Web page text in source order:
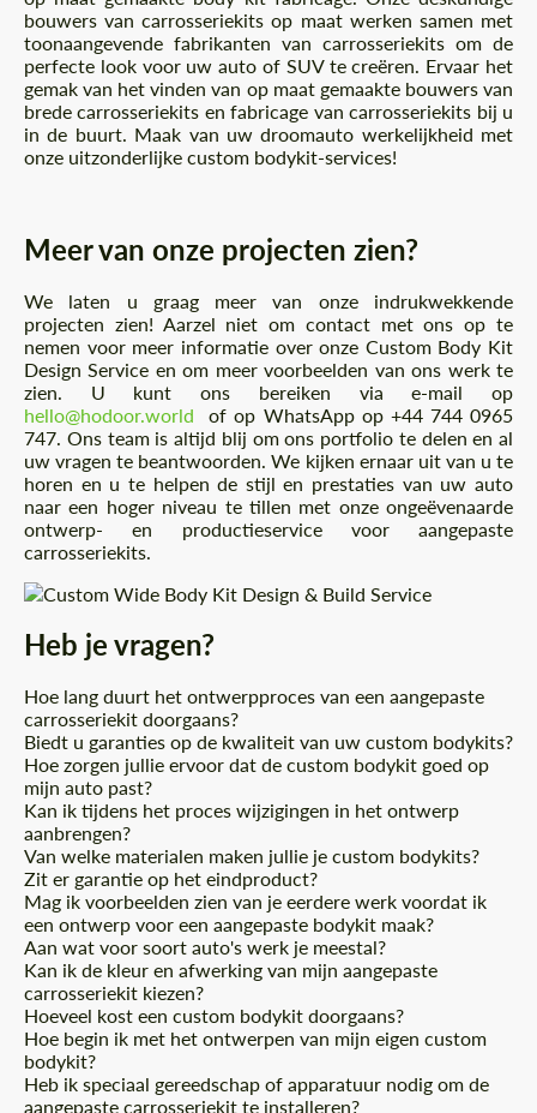
bouwers van carrosseriekits op maat werken samen met
toonaangevende fabrikanten van carrosseriekits om de
perfecte look voor uw auto of SUV te creëren. Ervaar het
gemak van het vinden van op maat gemaakte bouwers van
brede carrosseriekits en fabricage van carrosseriekits bij u
in de buurt. Maak van uw droomauto werkelijkheid met
onze uitzonderlijke custom bodykit-services!
Meer van onze projecten zien?
We laten u graag meer van onze indrukwekkende
projecten zien! Aarzel niet om contact met ons op te
nemen voor meer informatie over onze Custom Body Kit
Design Service en om meer voorbeelden van ons werk te
zien. U kunt ons bereiken via e-mail op
hello@hodoor.world of op WhatsApp op +44 744 0965
747. Ons team is altijd blij om ons portfolio te delen en al
uw vragen te beantwoorden. We kijken ernaar uit van u te
horen en u te helpen de stijl en prestaties van uw auto
naar een hoger niveau te tillen met onze ongeëvenaarde
ontwerp- en productieservice voor aangepaste
carrosseriekits.
Heb je vragen?
Hoe lang duurt het ontwerpproces van een aangepaste
carrosseriekit doorgaans?
Biedt u garanties op de kwaliteit van uw custom bodykits?
Hoe zorgen jullie ervoor dat de custom bodykit goed op
mijn auto past?
Kan ik tijdens het proces wijzigingen in het ontwerp
aanbrengen?
Van welke materialen maken jullie je custom bodykits?
Zit er garantie op het eindproduct?
Mag ik voorbeelden zien van je eerdere werk voordat ik
een ontwerp voor een aangepaste bodykit maak?
Aan wat voor soort auto's werk je meestal?
Kan ik de kleur en afwerking van mijn aangepaste
carrosseriekit kiezen?
Hoeveel kost een custom bodykit doorgaans?
Hoe begin ik met het ontwerpen van mijn eigen custom
bodykit?
Heb ik speciaal gereedschap of apparatuur nodig om de
aangepaste carrosseriekit te installeren?